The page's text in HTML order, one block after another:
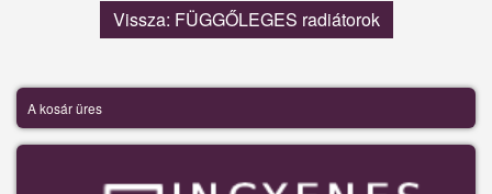
Vissza: FÜGGŐLEGES radiátorok
A kosár üres